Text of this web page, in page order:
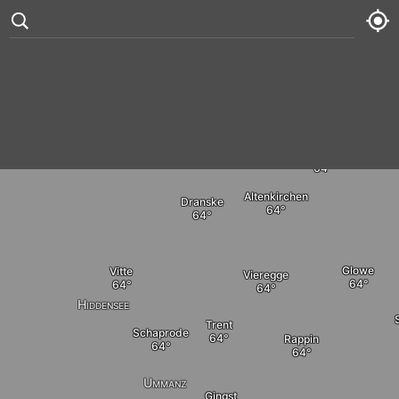
Dranske Altenkirchen
Vieregge
Trent
Hiddensee
Ummanz
Schaprode
Gingst
Vitte
Rappin
Glowe
75° /99°